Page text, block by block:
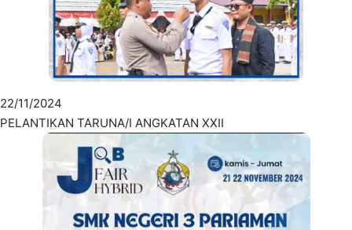
22/11/2024
PELANTIKAN TARUNA/I ANGKATAN XXII